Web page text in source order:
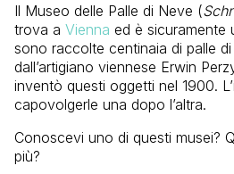
Il Museo delle Palle di Neve (
trova a Vienna ed è sicuramente
sono raccolte centinaia di palle
dall’artigiano viennese Erwin
inventò questi oggetti nel 1900.
capovolgerle una dopo l’altra.
Conoscevi uno di questi musei?
più?